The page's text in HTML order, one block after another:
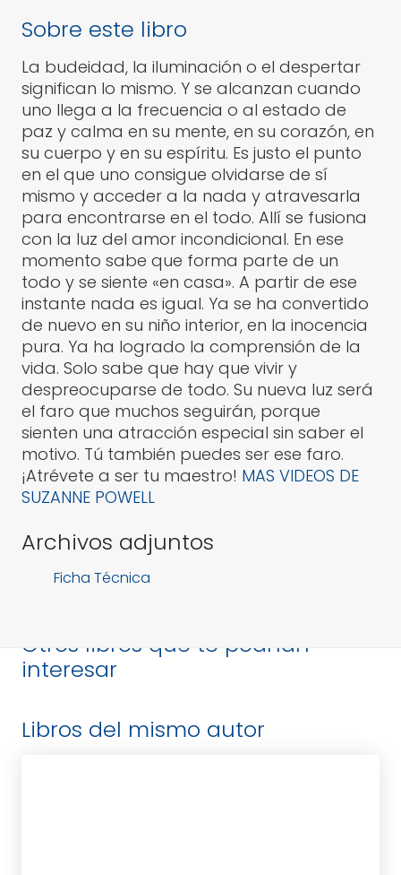
Sobre este libro
La budeidad, la iluminación o el despertar
significan lo mismo. Y se alcanzan cuando
uno llega a la frecuencia o al estado de
paz y calma en su mente, en su corazón, en
su cuerpo y en su espíritu. Es justo el punto
en el que uno consigue olvidarse de sí
mismo y acceder a la nada y atravesarla
para encontrarse en el todo. Allí se fusiona
con la luz del amor incondicional. En ese
momento sabe que forma parte de un
todo y se siente «en casa». A partir de ese
instante nada es igual. Ya se ha convertido
de nuevo en su niño interior, en la inocencia
pura. Ya ha logrado la comprensión de la
vida. Solo sabe que hay que vivir y
despreocuparse de todo. Su nueva luz será
el faro que muchos seguirán, porque
sienten una atracción especial sin saber el
motivo. Tú también puedes ser ese faro.
¡Atrévete a ser tu maestro! MAS VIDEOS DE
SUZANNE POWELL
Archivos adjuntos
Ficha Técnica
Otros libros que te podrían
interesar
Libros del mismo autor